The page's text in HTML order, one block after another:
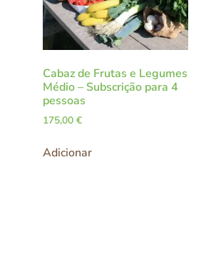
Cabaz de Frutas e Legumes
Médio – Subscrição para 4
pessoas
175,00 €
Adicionar